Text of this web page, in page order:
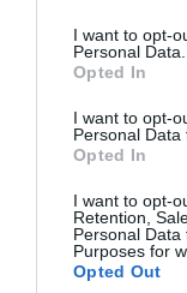
I want to opt-
Personal Data.
Opted In
I want to opt-
Personal Data
Opted In
I want to opt-
Retention,
Personal
Purposes for
Opted Out
circulació
es té en
més de la
piràmide",
en posessió de
del seu valor i
amb rapidesa.